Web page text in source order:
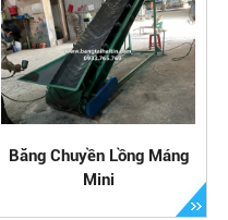
Băng Chuyền Lồng Máng
Mini